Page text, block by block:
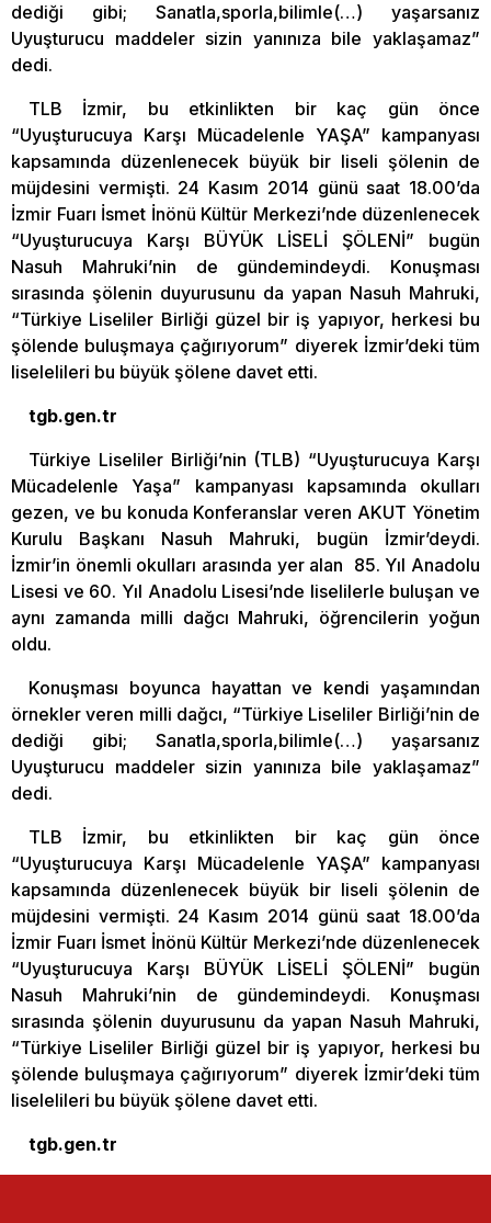
dediği gibi; Sanatla,sporla,bilimle(…) yaşarsanız
Uyuşturucu maddeler sizin yanınıza bile yaklaşamaz”
dedi.
TLB İzmir, bu etkinlikten bir kaç gün önce
“Uyuşturucuya Karşı Mücadelenle YAŞA” kampanyası
kapsamında düzenlenecek büyük bir liseli şölenin de
müjdesini vermişti. 24 Kasım 2014 günü saat 18.00’da
İzmir Fuarı İsmet İnönü Kültür Merkezi’nde düzenlenecek
“Uyuşturucuya Karşı BÜYÜK LİSELİ ŞÖLENİ” bugün
Nasuh Mahruki’nin de gündemindeydi. Konuşması
sırasında şölenin duyurusunu da yapan Nasuh Mahruki,
“Türkiye Liseliler Birliği güzel bir iş yapıyor, herkesi bu
şölende buluşmaya çağırıyorum” diyerek İzmir’deki tüm
liselelileri bu büyük şölene davet etti.
tgb.gen.tr
Türkiye Liseliler Birliği’nin (TLB) “Uyuşturucuya Karşı
Mücadelenle Yaşa” kampanyası kapsamında okulları
gezen, ve bu konuda Konferanslar veren AKUT Yönetim
Kurulu Başkanı Nasuh Mahruki, bugün İzmir’deydi.
İzmir’in önemli okulları arasında yer alan 85. Yıl Anadolu
Lisesi ve 60. Yıl Anadolu Lisesi’nde liselilerle buluşan ve
aynı zamanda milli dağcı Mahruki, öğrencilerin yoğun
oldu.
Konuşması boyunca hayattan ve kendi yaşamından
örnekler veren milli dağcı, “Türkiye Liseliler Birliği’nin de
dediği gibi; Sanatla,sporla,bilimle(…) yaşarsanız
Uyuşturucu maddeler sizin yanınıza bile yaklaşamaz”
dedi.
TLB İzmir, bu etkinlikten bir kaç gün önce
“Uyuşturucuya Karşı Mücadelenle YAŞA” kampanyası
kapsamında düzenlenecek büyük bir liseli şölenin de
müjdesini vermişti. 24 Kasım 2014 günü saat 18.00’da
İzmir Fuarı İsmet İnönü Kültür Merkezi’nde düzenlenecek
“Uyuşturucuya Karşı BÜYÜK LİSELİ ŞÖLENİ” bugün
Nasuh Mahruki’nin de gündemindeydi. Konuşması
sırasında şölenin duyurusunu da yapan Nasuh Mahruki,
“Türkiye Liseliler Birliği güzel bir iş yapıyor, herkesi bu
şölende buluşmaya çağırıyorum” diyerek İzmir’deki tüm
liselelileri bu büyük şölene davet etti.
tgb.gen.tr